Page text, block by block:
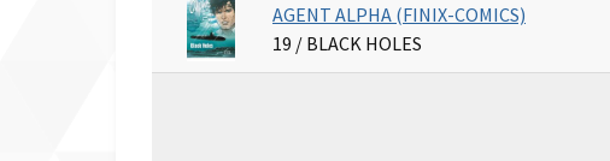
AGENT ALPHA (FINIX-COMICS)
19 / BLACK HOLES